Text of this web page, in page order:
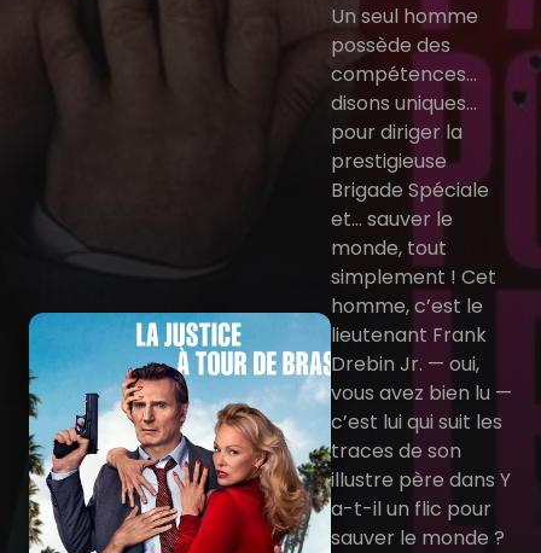
Un seul homme
possède des
compétences…
disons uniques…
pour diriger la
prestigieuse
Brigade Spéciale
et… sauver le
monde, tout
simplement ! Cet
homme, c’est le
lieutenant Frank
Drebin Jr. — oui,
vous avez bien lu —
c’est lui qui suit les
traces de son
illustre père dans Y
a-t-il un flic pour
sauver le monde ?